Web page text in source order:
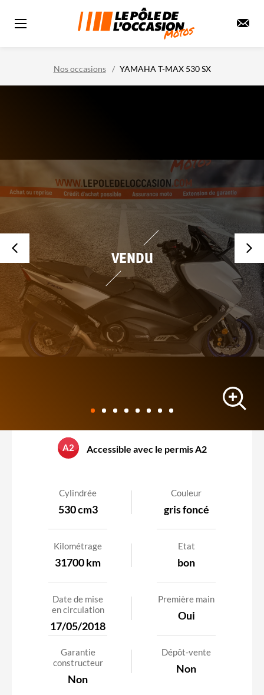
Nos occasions YAMAHA T-MAX 530 SX
VENDU
YAMAHA T-MAX 530 SX
A2 Accessible avec le permis A2
Cylindrée
530 cm3
Couleur
gris foncé
Kilométrage
31700 km
Etat
bon
Date de mise
en circulation
17/05/2018
Première main
Oui
Garantie
constructeur
Non
Dépôt-vente
Non